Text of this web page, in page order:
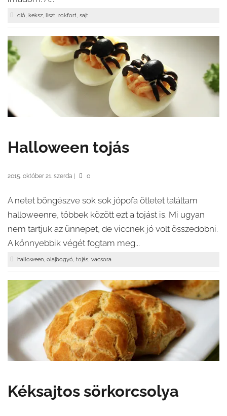
dió, keksz, liszt, rokfort, sajt
Halloween tojás
2015. október 21. szerda 0
A netet böngészve sok sok jópofa ötletet találtam
halloweenre, többek között ezt a tojást is. Mi ugyan
nem tartjuk az ünnepet, de viccnek jó volt összedobni.
A könnyebbik végét fogtam meg...
halloween, olajbogyó, tojás, vacsora
Kéksajtos sörkorcsolya